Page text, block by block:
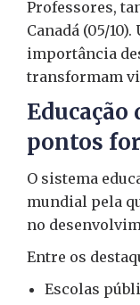
Professores,
Canadá (05/
importância
transformam
Educação
pontos
O sistema
mundial pela
no
Entre os
Escolas